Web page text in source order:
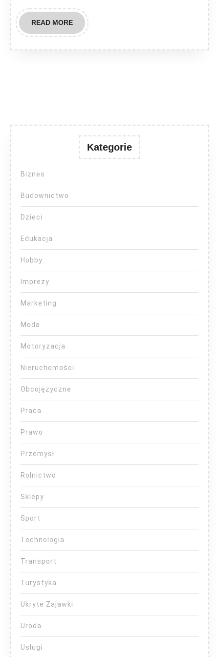
READ MOREREAD
MORE
Kategorie
Biznes
Budownictwo
Dzieci
Edukacja
Hobby
Imprezy
Marketing
Moda
Motoryzacja
Nieruchomości
Obcojęzyczne
Praca
Prawo
Przemysł
Rolnictwo
Sklepy
Sport
Technologia
Transport
Turystyka
Ukryte Zajawki
Uroda
Usługi